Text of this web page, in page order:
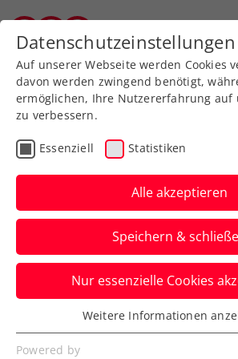
Zurück zur Newsübersicht
Turniere
ATP-Challenger
Starker Ofner im
um Wimbledon-
Österreichs aktuelle
gewinnt im Semifinale in
Minuten.
Verfasst von: Manuel Wachta, 23.06.2023
Datenschutzeinstellungen
Auf unserer Webseite werden Cookies
davon werden zwingend benötigt,
ermöglichen, Ihre Nutzererfahrung auf
zu verbessern.
Essenziell Statistiken
Alle akzeptieren
Speichern &
Nur essenzielle Cookies
Essenziell
Essenzielle Cookies werden für
Weitere Informationen
Powered by